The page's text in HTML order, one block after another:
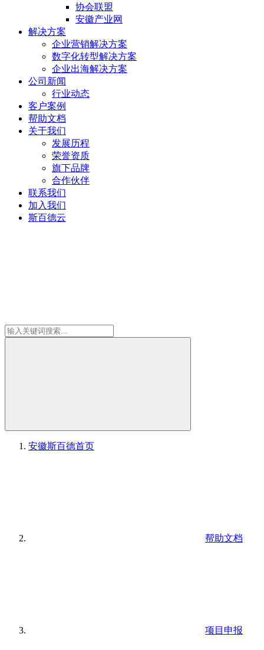
协会联盟
安徽产业网
解决方案
企业营销解决方案
数字化转型解决方案
企业出海解决方案
公司新闻
行业动态
客户案例
帮助文档
关于我们
发展历程
荣誉资质
旗下品牌
合作伙伴
联系我们
加入我们
斯百德云
安徽斯百德首页
帮助文档
项目申报